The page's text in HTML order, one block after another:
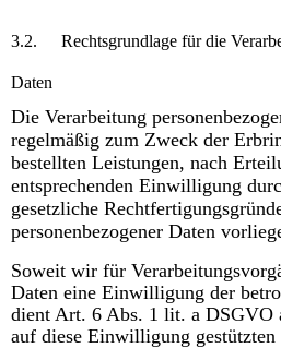
3.2. Rechtsgrundlage für die
Daten
Die Verarbeitung
regelmäßig zum Zweck der
bestellten Leistungen, nach
entsprechenden Einwilligung
gesetzliche
personenbezogener Daten
Soweit wir für
Daten eine Einwilligung der
dient Art. 6 Abs. 1 lit. a DSGVO
auf diese Einwilligung gestützten